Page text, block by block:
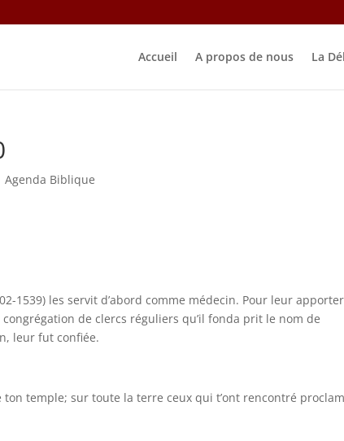
Accueil A propos de nous La
Agenda Biblique
1539) les servit d’abord comme médecin. Pour leur apporter
de clercs réguliers qu’il fonda prit le nom de
leur fut confiée.
temple; sur toute la terre ceux qui t’ont rencontré